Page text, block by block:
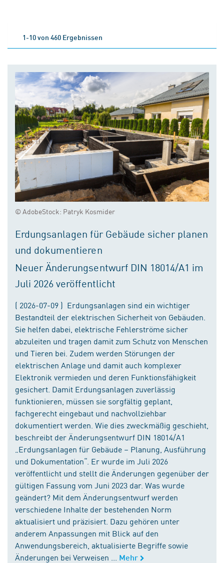
1-10 von 460 Ergebnissen
© AdobeStock: Patryk Kosmider
Erdungsanlagen für Gebäude sicher planen
und dokumentieren
Neuer Änderungsentwurf DIN 18014/A1 im
Juli 2026 veröffentlicht
( 2026-07-09 ) Erdungsanlagen sind ein wichtiger
Bestandteil der elektrischen Sicherheit von Gebäuden.
Sie helfen dabei, elektrische Fehlerströme sicher
abzuleiten und tragen damit zum Schutz von Menschen
und Tieren bei. Zudem werden Störungen der
elektrischen Anlage und damit auch komplexer
Elektronik vermieden und deren Funktionsfähigkeit
gesichert. Damit Erdungsanlagen zuverlässig
funktionieren, müssen sie sorgfältig geplant,
fachgerecht eingebaut und nachvollziehbar
dokumentiert werden. Wie dies zweckmäßig geschieht,
beschreibt der Änderungsentwurf DIN 18014/A1
„Erdungsanlagen für Gebäude – Planung, Ausführung
und Dokumentation“. Er wurde im Juli 2026
veröffentlicht und stellt die Änderungen gegenüber der
gültigen Fassung vom Juni 2023 dar. Was wurde
geändert? Mit dem Änderungsentwurf werden
verschiedene Inhalte der bestehenden Norm
aktualisiert und präzisiert. Dazu gehören unter
anderem Anpassungen mit Blick auf den
Anwendungsbereich, aktualisierte Begriffe sowie
Änderungen bei Verweisen ...
Mehr